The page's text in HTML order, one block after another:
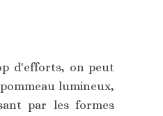
d'efforts, on peut
lumineux,
par les formes